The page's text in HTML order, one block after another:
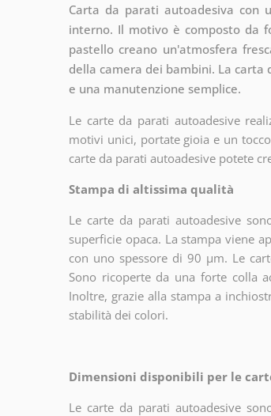
Carta da parati autoadesiva con
interno. Il motivo è composto da
pastello creano un'atmosfera
della camera dei bambini. La
e una manutenzione semplice.
Le carte da parati autoadesive
motivi unici, portate gioia e un
carte da parati autoadesive potete
Stampa di altissima qualità
Le carte da parati autoadesive
superficie opaca. La stampa viene
con uno spessore di 90 µm. Le
Sono ricoperte da una forte colla
Inoltre, grazie alla stampa a
stabilità dei colori.
Dimensioni disponibili per le
Le carte da parati autoadesive